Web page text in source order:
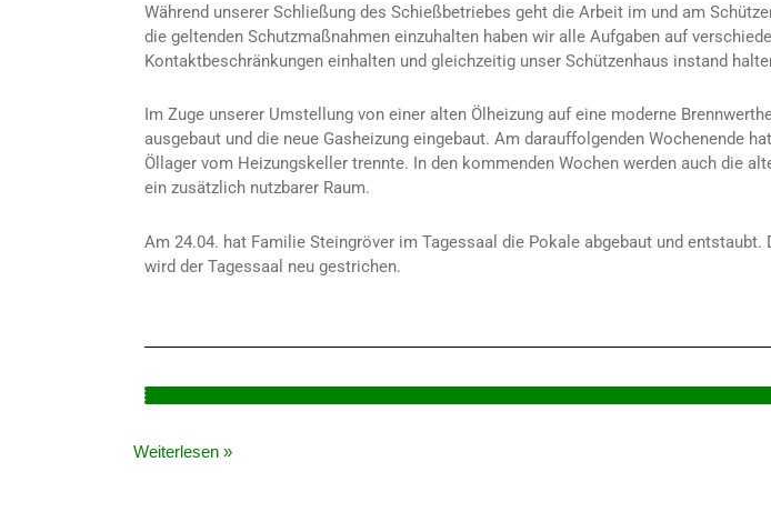
Während unserer Schließung des Schießbetriebes geht die Arbeit im und am
die geltenden Schutzmaßnahmen einzuhalten haben wir alle Aufgaben auf
Kontaktbeschränkungen einhalten und gleichzeitig unser Schützenhaus instand
Im Zuge unserer Umstellung von einer alten Ölheizung auf eine moderne
ausgebaut und die neue Gasheizung eingebaut. Am darauffolgenden Wochenende
Öllager vom Heizungskeller trennte. In den kommenden Wochen werden auch die
ein zusätzlich nutzbarer Raum.
Am 24.04. hat Familie Steingröver im Tagessaal die Pokale abgebaut und
wird der Tagessaal neu gestrichen.
Zeit
für
überfällige
Weiterlesen »